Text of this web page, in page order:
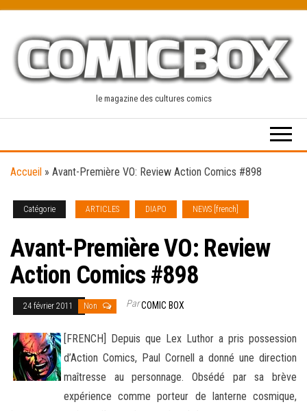
content
le magazine des cultures comics
Accueil » Avant-Première VO: Review Action Comics #898
Catégorie ARTICLES DIAPO NEWS [french]
Avant-Première VO: Review
Action Comics #898
24 février 2011 Non ParCOMIC BOX
[FRENCH] Depuis que Lex Luthor a pris possession
d’Action Comics, Paul Cornell a donné une direction
maîtresse au personnage. Obsédé par sa brève
expérience comme porteur de lanterne cosmique,